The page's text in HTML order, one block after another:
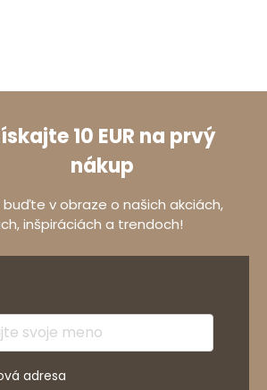
10 EUR na prvý
nákup
buďte v obraze o našich akciách,
inšpiráciách a trendoch!
adresa